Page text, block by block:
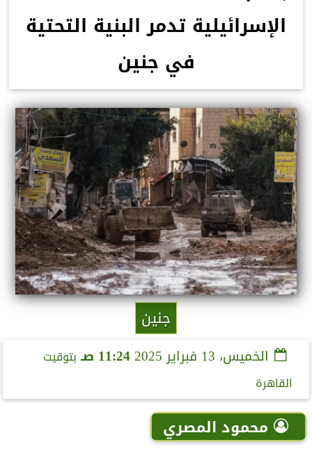
الإسرائيلية تدمر البنية التحتية
في جنين
جنين
الخميس، 13 فبراير 2025 11:24 صـ
بتوقيت
القاهرة
محمود المصري